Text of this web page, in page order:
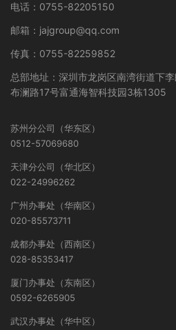
电话：0755-82205150
邮箱：jajgroup@qq.com
传真：0755-82259852
总部地址：深圳市龙岗区南湾街道下
布澜路17号富通海智科技园3栋1305
苏州分公司（华东区）
0512-57069680
天津分公司（华北区）
022-24996262
广州办事处（华南区）
020-85573711
成都办事处（西南区）
028-85353417
厦门办事处（东南区）
0592-6265905
武汉办事处（华中区）